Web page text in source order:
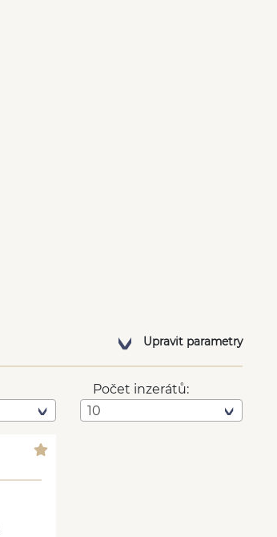
Upravit parametry
Počet inzerátů:
10